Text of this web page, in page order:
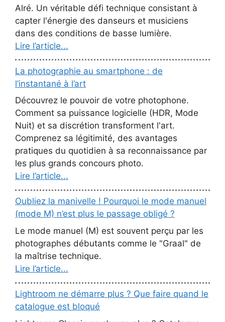
Alré. Un véritable défi technique consistant à
capter l'énergie des danseurs et musiciens
dans des conditions de basse lumière.
Lire l’article...
La photographie au smartphone : de
l’instantané à l’art
Découvrez le pouvoir de votre photophone.
Comment sa puissance logicielle (HDR, Mode
Nuit) et sa discrétion transforment l'art.
Comprenez sa légitimité, des avantages
pratiques du quotidien à sa reconnaissance par
les plus grands concours photo.
Lire l’article...
Oubliez la manivelle ! Pourquoi le mode manuel
(mode M) n’est plus le passage obligé ?
Le mode manuel (M) est souvent perçu par les
photographes débutants comme le "Graal" de
la maîtrise technique.
Lire l’article...
Lightroom ne démarre plus ? Que faire quand le
catalogue est bloqué